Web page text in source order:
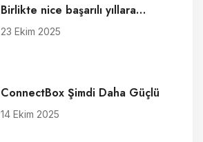
Birlikte nice başarılı yıllara…
23 Ekim 2025
ConnectBox Şimdi Daha Güçlü
14 Ekim 2025